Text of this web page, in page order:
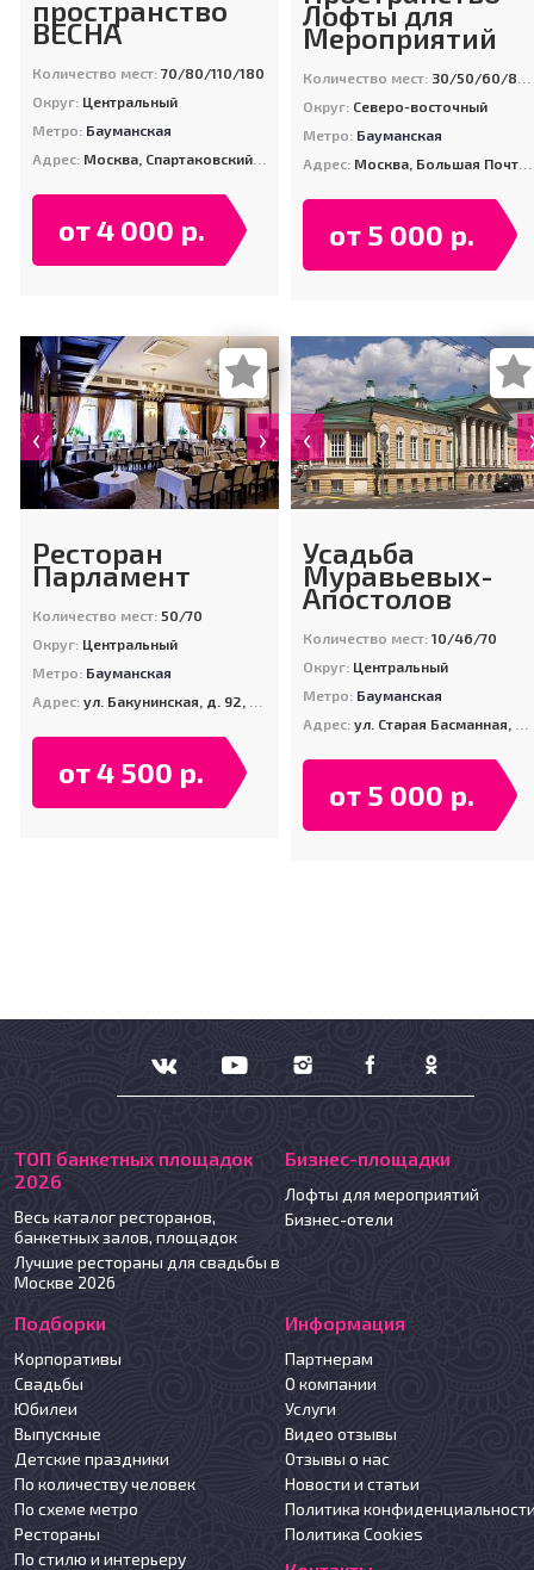
пространство
ВЕСНА
Количество мест:70/80/110/180
Округ: Центральный
Метро: Бауманская
Адрес: Москва, Спартаковский пер-к, д. 2, стр. 1
от 4 000 р.
Лофты для
Мероприятий
Количество мест: 30/50/60/80/100/100/200
Округ: Северо-восточный
Метро: Бауманская
Адрес: Москва, Большая Почтовая ул., 40, стр. 7
от 5 000 р.
‹ ›
Ресторан
Парламент
Количество мест: 50/70
Округ: Центральный
Метро: Бауманская
Адрес:ул. Бакунинская, д. 92, стр. 1
от 4 500 р.
‹
Усадьба
Муравьевых-
Апостолов
Количество мест: 10/46/70
Округ: Центральный
Метро: Бауманская
Адрес: ул. Старая Басманная, д. 23/9, стр. 1
от 5 000 р.
ТОП банкетных площадок
2026
Весь каталог ресторанов,
банкетных залов, площадок
Лучшие рестораны для свадьбы в
Москве 2026
Бизнес-площадки
Лофты для мероприятий
Бизнес-отели
Подборки
Корпоративы
Свадьбы
Юбилеи
Выпускные
Детские праздники
По количеству человек
По схеме метро
Рестораны
По стилю и интерьеру
Информация
Партнерам
О компании
Услуги
Видео отзывы
Отзывы о нас
Новости и статьи
Политика
Политика Cookies